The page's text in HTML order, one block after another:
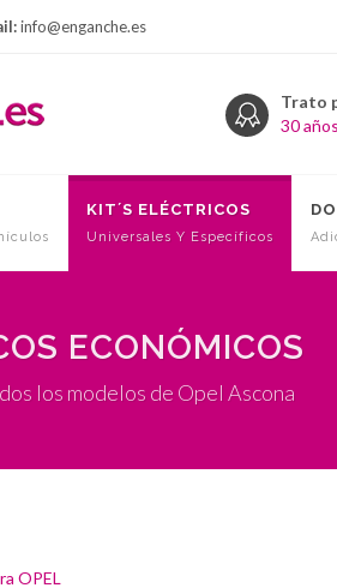
info@enganche.es
Trato
30
KIT´S ELÉCTRICOS
Universales Y Específicos
ECONÓMICOS
los modelos de Opel Ascona